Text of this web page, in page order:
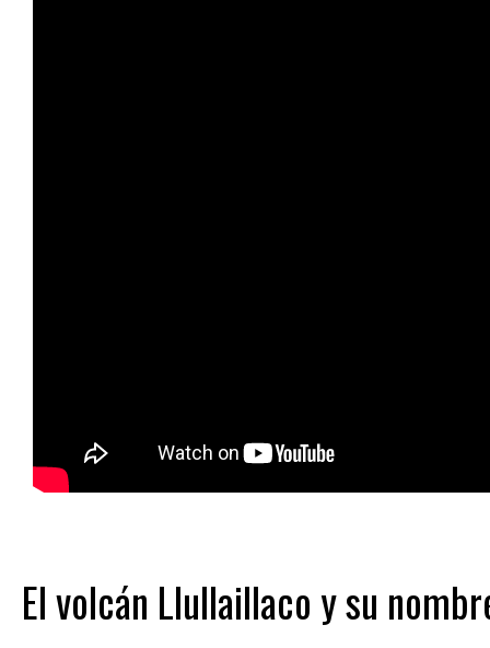
El volcán Llullaillaco y su